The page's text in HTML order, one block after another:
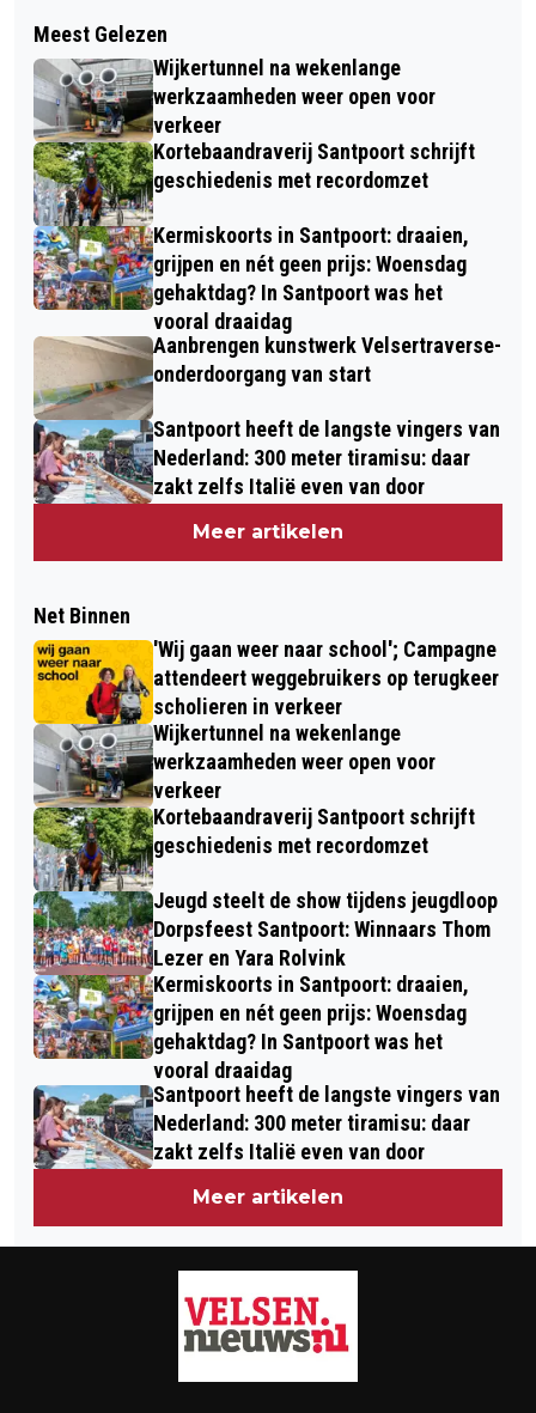
Meest Gelezen
Wijkertunnel na wekenlange
werkzaamheden weer open voor
verkeer
Kortebaandraverij Santpoort schrijft
geschiedenis met recordomzet
Kermiskoorts in Santpoort: draaien,
grijpen en nét geen prijs: Woensdag
gehaktdag? In Santpoort was het
vooral draaidag
Aanbrengen kunstwerk Velsertraverse-
onderdoorgang van start
Santpoort heeft de langste vingers van
Nederland: 300 meter tiramisu: daar
zakt zelfs Italië even van door
Meer artikelen
Net Binnen
'Wij gaan weer naar school'; Campagne
attendeert weggebruikers op terugkeer
scholieren in verkeer
Wijkertunnel na wekenlange
werkzaamheden weer open voor
verkeer
Kortebaandraverij Santpoort schrijft
geschiedenis met recordomzet
Jeugd steelt de show tijdens jeugdloop
Dorpsfeest Santpoort: Winnaars Thom
Lezer en Yara Rolvink
Kermiskoorts in Santpoort: draaien,
grijpen en nét geen prijs: Woensdag
gehaktdag? In Santpoort was het
vooral draaidag
Santpoort heeft de langste vingers van
Nederland: 300 meter tiramisu: daar
zakt zelfs Italië even van door
Meer artikelen